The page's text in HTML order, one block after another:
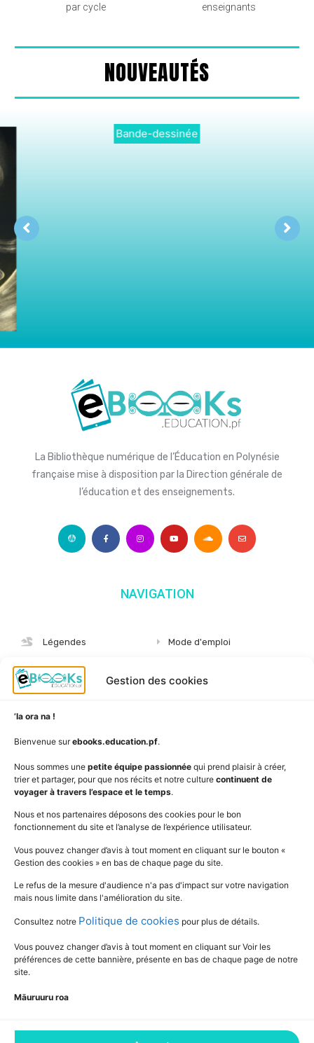
Gestion des cookies
’Ia ora na !
Bienvenue surebooks.education.pf.
Nous sommes une petite équipe passionnée qui prend plaisir à créer,
trier et partager, pour que nos récits et notre culture continuent de
voyager à travers l’espace et le temps.
Nous et nos partenaires déposons des cookies pour le bon
fonctionnement du site et l’analyse de l’expérience utilisateur.
Vous pouvez changer d’avis à tout moment en cliquant sur le bouton «
Gestion des cookies » en bas de chaque page du site.
Le refus de la mesure d'audience n'a pas d'impact sur votre navigation
mais nous limite dans l'amélioration du site.
Consultez notre Politique de cookies pour plus de détails.
Vous pouvez changer d’avis à tout moment en cliquant sur Voir les
préférences de cette bannière, présente en bas de chaque page de notre
site.
Māuruuru roa
par cycle enseignants
NOUVEAUTÉS
La Bibliothèque numérique de l’Éducation en Polynésie
française mise à disposition par la Direction générale de
l’éducation et des enseignements.
NAVIGATION
Légendes
Albums
Langues
Niveaux
AudioBooks
Outils
Vidéos
Mode d'emploi
Mentions légales
www.education.pf
SUIVEZ L'ACTUALITÉ DE L'ÉDUCATION